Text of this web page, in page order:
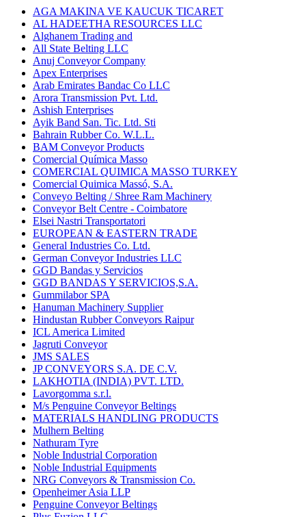
AGA MAKINA VE KAUCUK TICARET
AL HADEETHA RESOURCES LLC
Alghanem Trading and
All State Belting LLC
Anuj Conveyor Company
Apex Enterprises
Arab Emirates Bandac Co LLC
Arora Transmission Pvt. Ltd.
Ashish Enterprises
Ayik Band San. Tic. Ltd. Sti
Bahrain Rubber Co. W.L.L.
BAM Conveyor Products
Comercial Química Masso
COMERCIAL QUIMICA MASSO TURKEY
Comercial Quimica Massó, S.A.
Conveyo Belting / Shree Ram Machinery
Conveyor Belt Centre - Coimbatore
Elsei Nastri Transportatori
EUROPEAN & EASTERN TRADE
General Industries Co. Ltd.
German Conveyor Industries LLC
GGD Bandas y Servicios
GGD BANDAS Y SERVICIOS,S.A.
Gummilabor SPA
Hanuman Machinery Supplier
Hindustan Rubber Conveyors Raipur
ICL America Limited
Jagruti Conveyor
JMS SALES
JP CONVEYORS S.A. DE C.V.
LAKHOTIA (INDIA) PVT. LTD.
Lavorgomma s.r.l.
M/s Penguine Conveyor Beltings
MATERIALS HANDLING PRODUCTS
Mulhern Belting
Nathuram Tyre
Noble Industrial Corporation
Noble Industrial Equipments
NRG Conveyors & Transmission Co.
Openheimer Asia LLP
Penguine Conveyor Beltings